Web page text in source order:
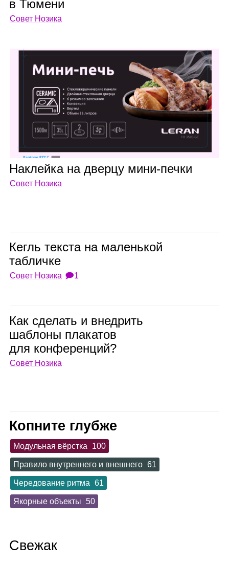
в Тюмени
Совет Нозика
Наклейка на дверцу мини‑печки
Совет Нозика
Кегль тек­ста на малень­кой
таб­личке
Совет Нозика 🗩1
Как сде­лать и внед­рить
шаб­лоны пла­ка­тов
для кон­фе­рен­ций?
Совет Нозика
Копните глубже
Модульная вёрстка 100
Правило внутреннего и внешнего 61
Чередование ритма 61
Якорные объекты 50
Свежак